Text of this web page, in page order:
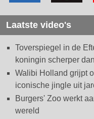
Laatste video's
Toverspiegel in de
koningin scherper
Walibi Holland grijpt
iconische jingle uit
Burgers' Zoo werkt
wereld